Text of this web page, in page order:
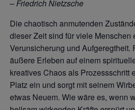
– Friedrich Nietzsche
Die chaotisch anmutenden
dieser Zeit sind für viele Menschen
Verunsicherung und Aufgeregtheit.
äußere Erleben auf einem
kreatives Chaos als Prozessschritt
Platz ein und sorgt mit seinem
etwas Neuem. Wie wäre es, wenn